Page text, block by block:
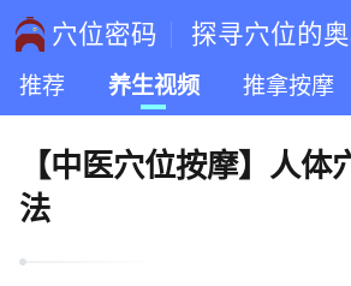
穴位密码 探寻穴位的
推荐 养生视频 推拿按摩
【中医穴位按摩】人体
法